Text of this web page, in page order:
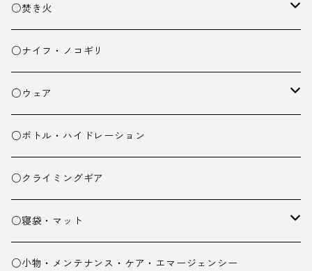
ランタン
テーブル
チェア
○焚き火
焚き火台
焚き火小物
○ナイフ・ノコギリ
○ウェア
ミドルレイヤー
ベースレイヤー
パンツ
グローブ
○ボトル・ハイドレーション
○クライミングギア
○寝袋・マット
寝袋
○小物・メンテナンス・ケア・エマージェンシー